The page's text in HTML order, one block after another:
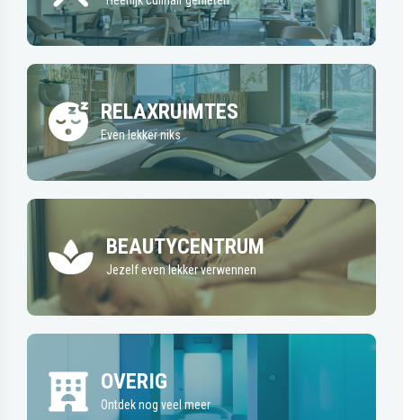
RELAXRUIMTES
Even lekker niks
BEAUTYCENTRUM
Jezelf even lekker verwennen
OVERIG